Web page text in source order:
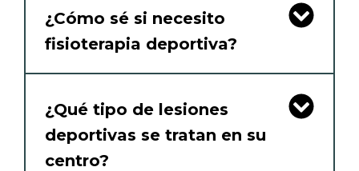
¿Cómo sé si necesito
fisioterapia deportiva?
¿Qué tipo de lesiones
deportivas se tratan en su
centro?